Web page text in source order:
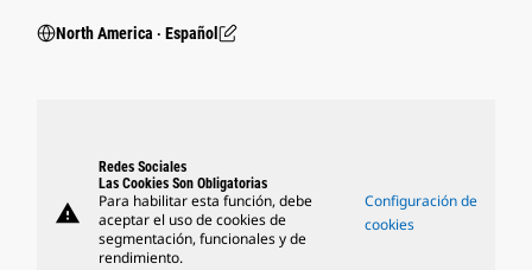
North America ‧ Español
warning
Redes Sociales
Las Cookies Son Obligatorias
Para habilitar esta función, debe
aceptar el uso de cookies de
segmentación, funcionales y de
rendimiento.
Configuración de
cookies